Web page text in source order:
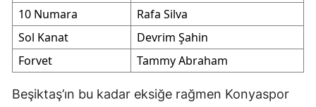
10 Numara
Rafa Silva
Sol Kanat
Devrim Şahin
Forvet
Tammy Abraham
Beşiktaş’ın bu kadar eksiğe rağmen Konyaspor